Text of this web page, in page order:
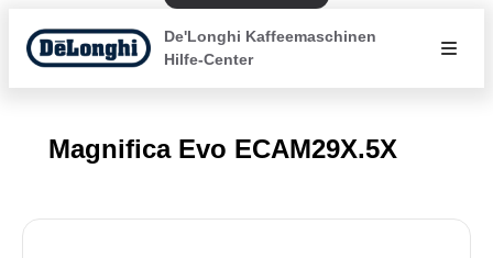
De'Longhi Kaffeemaschinen
Hilfe-Center
Magnifica Evo ECAM29X.5X